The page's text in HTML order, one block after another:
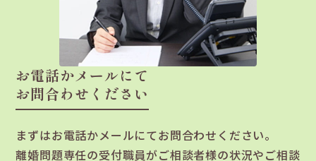
お電話かメールにて
お問合わせください
まずはお電話かメールにてお問合わせください。
離婚問題専任の受付職員がご相談者様の状況やご相談